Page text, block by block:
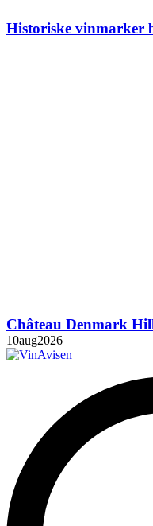
Historiske vinmarker
Château Denmark
10aug2026